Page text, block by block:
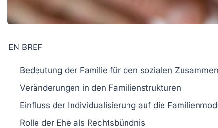
EN BREF
Bedeutung der Familie für den sozialen
Veränderungen in den Familienstrukturen
Einfluss der Individualisierung auf die
Rolle der Ehe als Rechtsbündnis